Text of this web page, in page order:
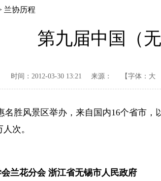
兰协历程
第九届中国（
时间：2012-03-30 13:21 来源： 【字体： 大
风景区举办，来自国内16个省市，
次。
兰花分会 浙江省无锡市人民政府